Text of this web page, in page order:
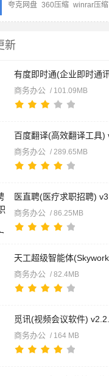
夸克网盘 360压缩 winrar压缩
新
商务办公 / 101.09MB
商务办公 / 289.65MB
商务办公 / 86.25MB
商务办公 / 82.4MB
商务办公 / 164 MB